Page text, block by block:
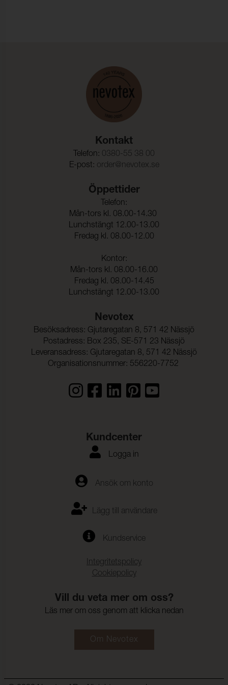
Kontakt
Telefon: 0380-55 38 00
E-post: order@nevotex.se
Öppettider
Telefon:
Mån-tors kl. 08.00-14.30
Lunchstängt 12.00-13.00
Fredag kl. 08.00-12.00
Kontor:
Mån-tors kl. 08.00-16.00
Fredag kl. 08.00-14.45
Lunchstängt 12.00-13.00
Nevotex
Besöksadress: Gjutaregatan 8, 571 42 Nässjö
Postadress: Box 235, SE-571 23 Nässjö
Leveransadress: Gjutaregatan 8, 571 42 Nässjö
Organisationsnummer: 556220-7752
Kundcenter
Logga in
Ansök om konto
Lägg till användare
Kundservice
Integritetspolicy
Cookiepolicy
Vill du veta mer om oss?
Läs mer om oss genom att klicka nedan
Om Nevotex